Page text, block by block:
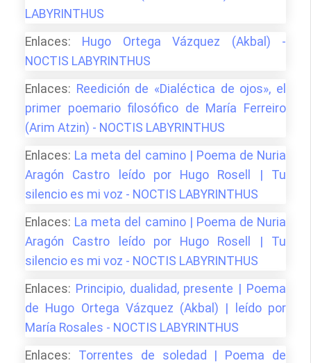
LABYRINTHUS
Enlaces: Hugo Ortega Vázquez (Akbal) -
NOCTIS LABYRINTHUS
Enlaces: Reedición de «Dialéctica de ojos», el
primer poemario filosófico de María Ferreiro
(Arim Atzin) - NOCTIS LABYRINTHUS
Enlaces: La meta del camino | Poema de Nuria
Aragón Castro leído por Hugo Rosell | Tu
silencio es mi voz - NOCTIS LABYRINTHUS
Enlaces: La meta del camino | Poema de Nuria
Aragón Castro leído por Hugo Rosell | Tu
silencio es mi voz - NOCTIS LABYRINTHUS
Enlaces: Principio, dualidad, presente | Poema
de Hugo Ortega Vázquez (Akbal) | leído por
María Rosales - NOCTIS LABYRINTHUS
Enlaces: Torrentes de soledad | Poema de